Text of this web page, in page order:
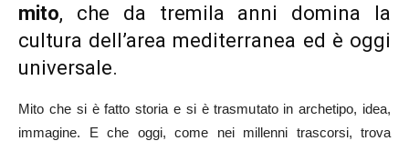
mito, che da tremila anni domina la
cultura dell’area mediterranea ed è oggi
universale.
Mito che si è fatto storia e si è trasmutato in archetipo, idea,
immagine. E che oggi, come nei millenni trascorsi, trova